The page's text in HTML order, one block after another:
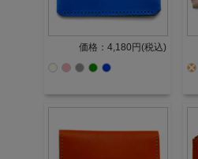
価格：4,180円(税込)